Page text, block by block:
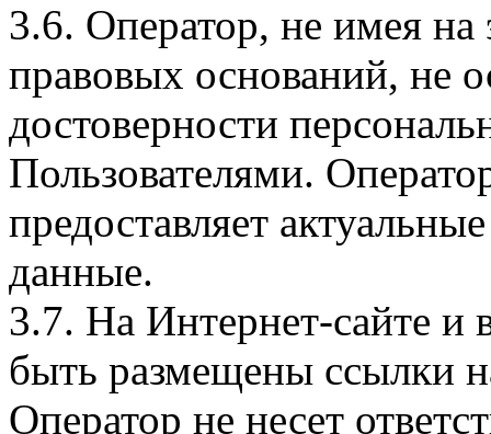
3.6. Оператор, не имея
правовых оснований, не
достоверности
Пользователями.
предоставляет
данные.
3.7. На Интернет-сайте
быть размещены ссылки
Оператор не несет